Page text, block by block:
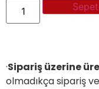
·Sipariş üzerine
olmadıkça sipariş